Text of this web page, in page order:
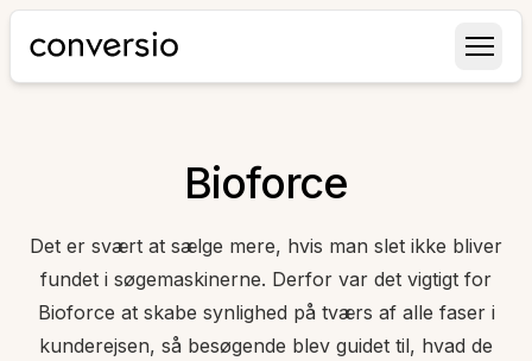
Conversio
Bioforce
Det er svært at sælge mere, hvis man slet ikke bliver
fundet i søgemaskinerne. Derfor var det vigtigt for
Bioforce at skabe synlighed på tværs af alle faser i
kunderejsen, så besøgende blev guidet til, hvad de